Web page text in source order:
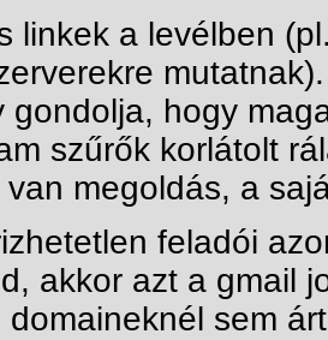
linkek a levélben
gondolja, hogy
szűrők korlátolt
megoldás, a
feladói
akkor azt a gmail
domaineknél sem